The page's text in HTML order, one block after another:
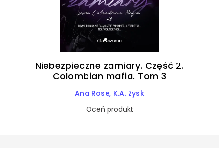
Niebezpieczne zamiary. Część 2.
Colombian mafia. Tom 3
Ana Rose K.A. Zysk
Oceń produkt